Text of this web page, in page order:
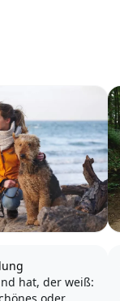
hat, der weiß: